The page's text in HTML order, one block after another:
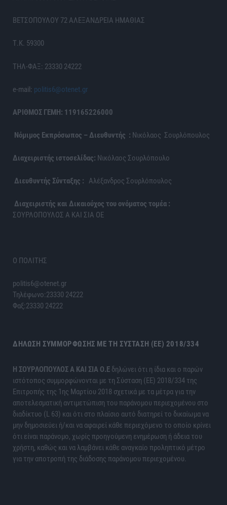
ΒΕΤΣΟΠΟΥΛΟΥ 72 ΑΛΕΞΑΝΔΡΕΙΑ ΗΜΑΘΙΑΣ
Τ.Κ. 59300
ΤΗΛ-ΦΑΞ: 23330 24222
e-mail: politis6@otenet.gr
ΑΡΙΘΜΟΣ ΓΕΜΗ: 119165226000
Νόμιμος Εκπρόσωπος – Διευθυντής : Νικόλαος Σουρλόπουλος
Διαχειριστής ιστοσελίδας: Νικόλαος Σουρλόπουλο
Διευθυντής Σύνταξης : Αλέξανδρος Σουρλόπουλος
Διαχειριστής και Δικαιούχος του ονόματος τομέα :
ΣΟΥΡΛΟΠΟΥΛΟΣ Α ΚΑΙ ΣΙΑ ΟΕ
Ο ΠΟΛΙΤΗΣ
politis6@otenet.gr
Τηλέφωνο:23330 24222
Φαξ:23330 24222
ΔΉΛΩΣΗ ΣΥΜΜΌΡΦΩΣΗΣ ΜΕ ΤΗ ΣΎΣΤΑΣΗ (ΕΕ) 2018/334
H ΣΟΥΡΛΟΠΟΥΛΟΣ Α ΚΑΙ ΣΙΑ Ο.Ε δηλώνει ότι η ίδια και ο παρών
ιστότοπος συμμορφώνονται με τη Σύσταση (ΕΕ) 2018/334 της
Επιτροπής της 1ης Μαρτίου 2018 σχετικά με τα μέτρα για την
αποτελεσματική αντιμετώπιση του παράνομου περιεχομένου στο
διαδίκτυο (L 63) και ότι στο πλαίσιο αυτό διατηρεί το δικαίωμα να
μην δημοσιεύει ή/και να αφαιρεί κάθε περιεχόμενο το οποίο κρίνει
ότι είναι παράνομο, χωρίς προηγούμενη ενημέρωση ή άδεια του
χρήστη, καθώς και να λαμβάνει κάθε αναγκαίο προληπτικό μέτρο
για την αποτροπή της διάδοσης παράνομου περιεχομένου.